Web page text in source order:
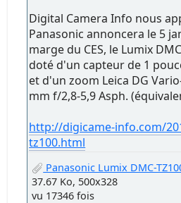
Digital Camera Info nous
Panasonic annoncera le 5
marge du CES, le Lumix
doté d'un capteur de 1
et d'un zoom Leica DG
mm f/2,8-5,9 Asph.
http://digicame-info.com/
tz100.html
Panasonic Lumix DMC-
37.67 Ko, 500x328
vu 17346 fois